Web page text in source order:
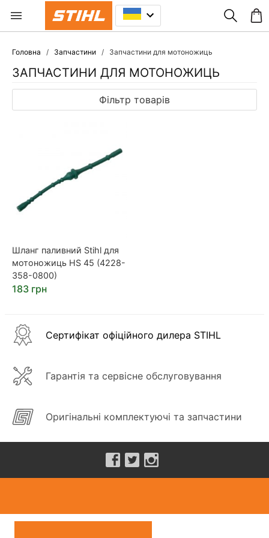
Головна Запчастини Запчастини для мотоножиць
ЗАПЧАСТИНИ ДЛЯ МОТОНОЖИЦЬ
Фільтр товарів
Шланг паливний Stihl для
мотоножиць HS 45 (4228-
358-0800)
183 грн
Сертифікат офіційного дилера STIHL
Гарантія та сервісне обслуговування
Оригінальні комплектуючі та запчастини